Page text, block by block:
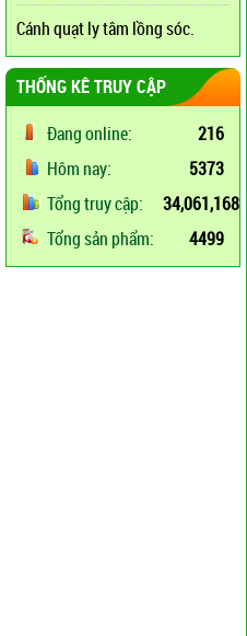
Cánh quạt ly tâm lồng sóc.
THỐNG KÊ TRUY CẬP
Đang online:
216
Hôm nay:
5373
Tổng truy cập:
34,061,168
Tổng sản phẩm:
4499